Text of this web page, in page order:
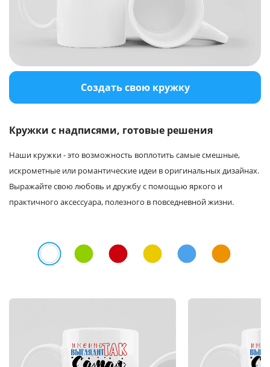
Создать свою кружку
Кружки с надписями, готовые решения
Наши кружки - это возможность воплотить самые смешные,
искрометные или романтические идеи в оригинальных дизайнах.
Выражайте свою любовь и дружбу с помощью яркого и
практичного аксессуара, полезного в повседневной жизни.